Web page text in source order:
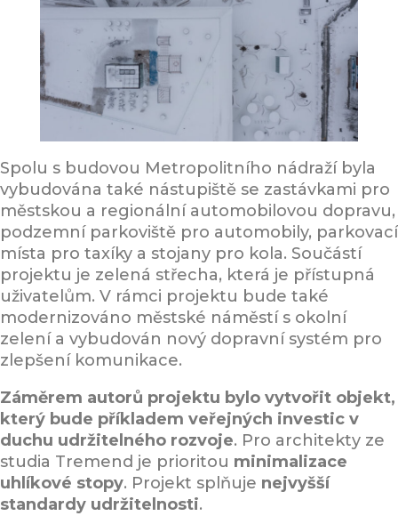
Spolu s budovou Metropolitního nádraží byla
vybudována také nástupiště se zastávkami pro
městskou a regionální automobilovou dopravu,
podzemní parkoviště pro automobily, parkovací
místa pro taxíky a stojany pro kola. Součástí
projektu je zelená střecha, která je přístupná
uživatelům. V rámci projektu bude také
modernizováno městské náměstí s okolní
zelení a vybudován nový dopravní systém pro
zlepšení komunikace.
Záměrem autorů projektu bylo vytvořit objekt,
který bude příkladem veřejných investic v
duchu udržitelného rozvoje. Pro architekty ze
studia Tremend je prioritou minimalizace
uhlíkové stopy. Projekt splňuje nejvyšší
standardy udržitelnosti.